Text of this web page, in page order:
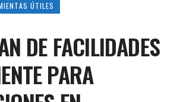
ÚTILES
DE FACILIDADES
PARA